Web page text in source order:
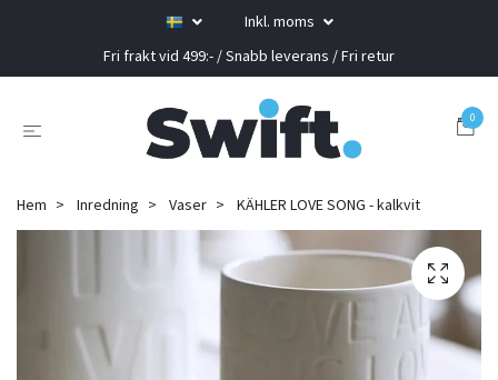
Inkl. moms
Fri frakt vid 499:- / Snabb leverans / Fri retur
0
Hem Inredning Vaser KÄHLER LOVE SONG - kalkvit